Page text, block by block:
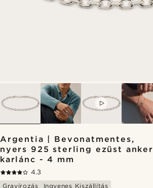
Argentia | Bevonatmentes,
nyers 925 sterling ezüst anker
karlánc - 4 mm
4.3
Gravírozás
Ingyenes Kiszállítás